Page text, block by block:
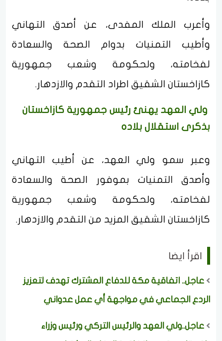
وأعرب الملك المفدى، عن أصدق التهاني
وأطيب التمنيات بدوام الصحة والسعادة
لفخامته، ولحكومة وشعب جمهورية
كازاخستان الشقيق اطراد التقدم والازدهار.
ولي العهد يهنئ رئيس جمهورية كازاخستان
بذكرى استقلال بلاده
وعبر سمو ولي العهد، عن أطيب التهاني
وأصدق التمنيات بموفور الصحة والسعادة
لفخامته، ولحكومة وشعب جمهورية
كازاخستان الشقيق المزيد من التقدم والازدهار.
اقرأ ايضا
عاجل.. اتفاقية مكة للدفاع المشترك تهدف لتعزيز
الردع الجماعي في مواجهة أي عمل عدواني
عاجل..ولي العهد والرئيس التركي ورئيس وزراء